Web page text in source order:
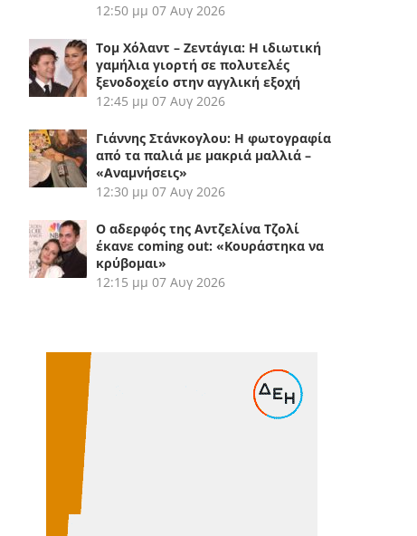
12:50 μμ 07 Αυγ 2026
Τομ Χόλαντ – Ζεντάγια: Η ιδιωτική
γαμήλια γιορτή σε πολυτελές
ξενοδοχείο στην αγγλική εξοχή
12:45 μμ 07 Αυγ 2026
Γιάννης Στάνκογλου: Η φωτογραφία
από τα παλιά με μακριά μαλλιά –
«Αναμνήσεις»
12:30 μμ 07 Αυγ 2026
Ο αδερφός της Αντζελίνα Τζολί
έκανε coming out: «Κουράστηκα να
κρύβομαι»
12:15 μμ 07 Αυγ 2026